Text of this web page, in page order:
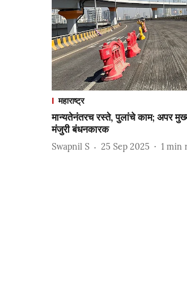
महाराष्ट्र
मान्यतेनंतरच रस्ते, पुलांचे काम; अपर
मंजुरी बंधनकारक
Swapnil S 25 Sep 2025 1 min